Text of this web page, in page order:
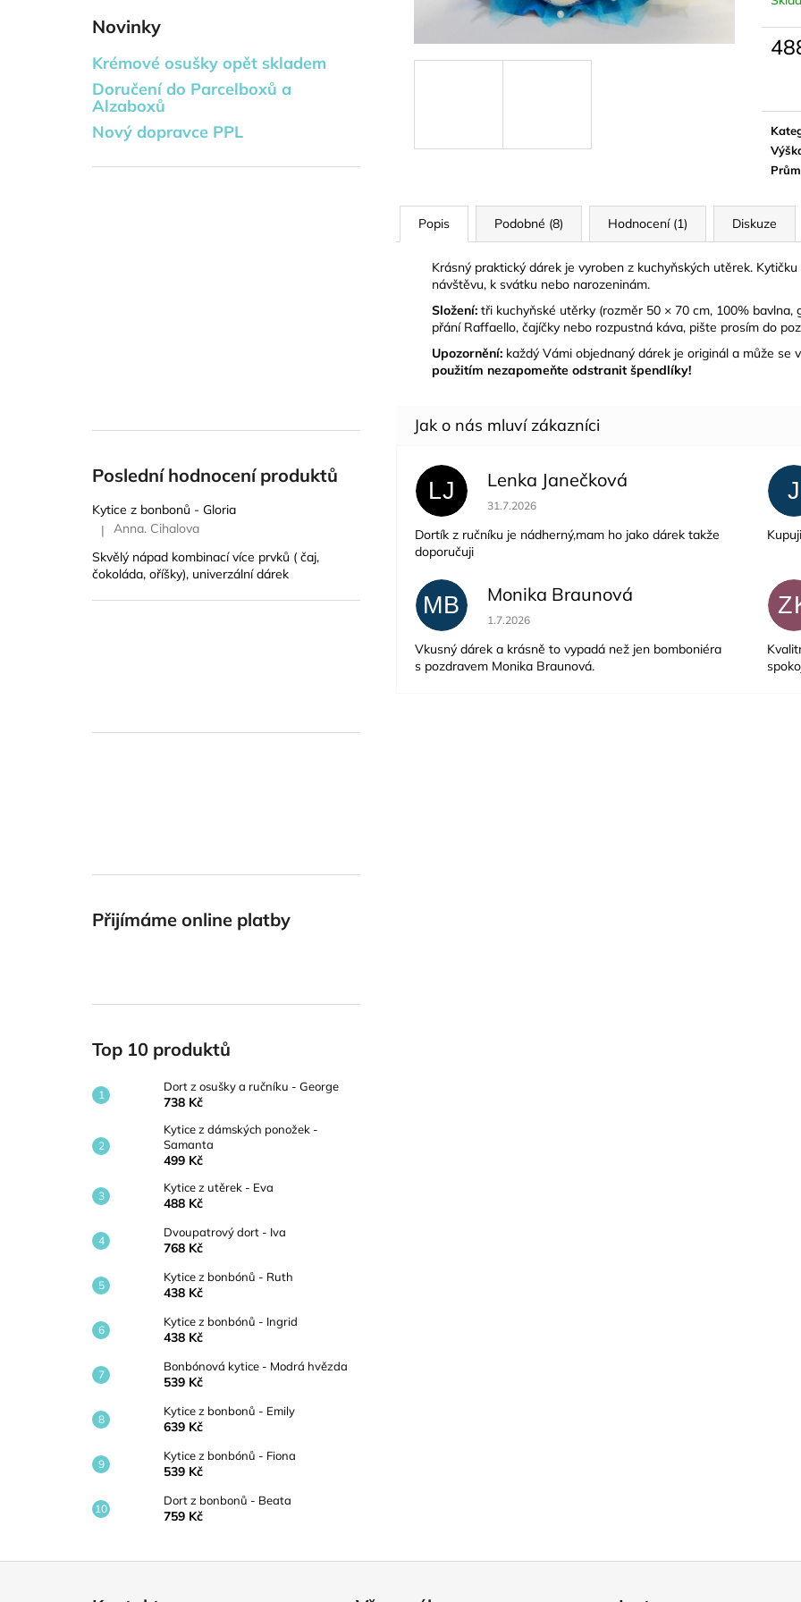
Novinky
Krémové osušky opět skladem
Doručení do Parcelboxů a
Alzaboxů
Nový dopravce PPL
Poslední hodnocení produktů
Kytice z bonbonů - Gloria
Hodnocení produktu je 5 z 5 hvězdiček.
|
Anna. Cihalova
Skvělý nápad kombinací více prvků ( čaj,
čokoláda, oříšky), univerzální dárek
Přijímáme online platby
Top 10 produktů
Dort z osušky a ručníku - George
738 Kč
Kytice z dámských ponožek -
Samanta
499 Kč
Kytice z utěrek - Eva
488 Kč
Dvoupatrový dort - Iva
768 Kč
Kytice z bonbónů - Ruth
438 Kč
Kytice z bonbónů - Ingrid
438 Kč
Bonbónová kytice - Modrá hvězda
539 Kč
Kytice z bonbonů - Emily
639 Kč
Kytice z bonbónů - Fiona
539 Kč
Dort z bonbonů - Beata
759 Kč
Popis Podobné (8) Hodnocení (1) Diskuze
Krásný praktický dárek je vyroben z kuchyňských utěrek.
návštěvu, k svátku nebo narozeninám.
Složení: tři kuchyňské utěrky (rozměr 50 × 70 cm, 100% bavlna,
přání Raffaello, čajíčky nebo rozpustná káva, pište prosím do
Upozornění: každý Vámi objednaný dárek je originál a může se
použitím nezapomeňte odstranit špendlíky!
LJ Lenka Janečková
Hodnocení obchodu je 5 z 5 hvězdiček.
31.7.2026
Dortík z ručníku je nádherný,mam ho jako dárek takže
doporučuji
J
MB Monika Braunová
Hodnocení obchodu je 5 z 5 hvězdiček.
1.7.2026
Vkusný dárek a krásně to vypadá než jen bomboniéra
s pozdravem Monika Braunová.
GEORGE
KYTICE Z DÁMSKÝCH PONOŽEK -
499 Kč
Původně: 589 Kč
KYTICE Z